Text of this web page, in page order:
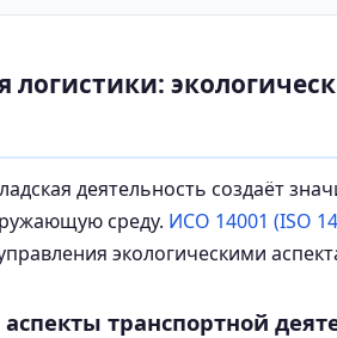
логистики:
деятельность создаёт
среду. ИСО 14001 (ISO
экологическими
транспортной